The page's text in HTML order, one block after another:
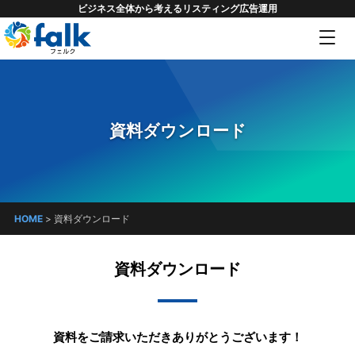
ビジネス全体から考えるリスティング広告運用
資料ダウンロード
HOME> 資料ダウンロード
資料ダウンロード
資料をご請求いただきありがとうございます！